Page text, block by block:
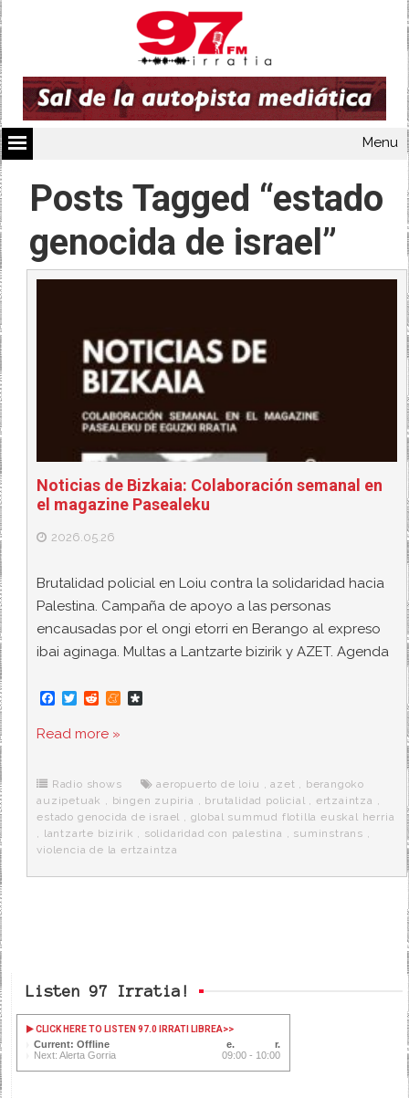
Menu
Posts Tagged “estado
genocida de israel”
Noticias de Bizkaia: Colaboración semanal en
el magazine Pasealeku
2026.05.26
Brutalidad policial en Loiu contra la solidaridad hacia
Palestina. Campaña de apoyo a las personas
encausadas por el ongi etorri en Berango al expreso
ibai aginaga. Multas a Lantzarte bizirik y AZET. Agenda
F
c
e
o
k
T
i
t
r
R
d
d
M
e
r
a
Read more »
Radio shows aeropuerto de loiu ,azet , berangoko
auzipetuak , bingen zupiria , brutalidad policial , ertzaintza ,
estado genocida de israel , global summud flotilla euskal herria
, lantzarte bizirik , solidaridad con palestina , suminstrans ,
violencia de la ertzaintza
Listen 97 Irratia!
CLICK HERE TO LISTEN 97.0 IRRATI LIBREA>>
Current: Offline
Next: Alerta Gorria
09:00 - 10:00